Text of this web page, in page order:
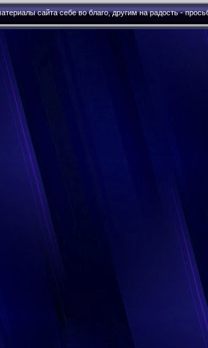
сайта себе во благо, другим на радость -